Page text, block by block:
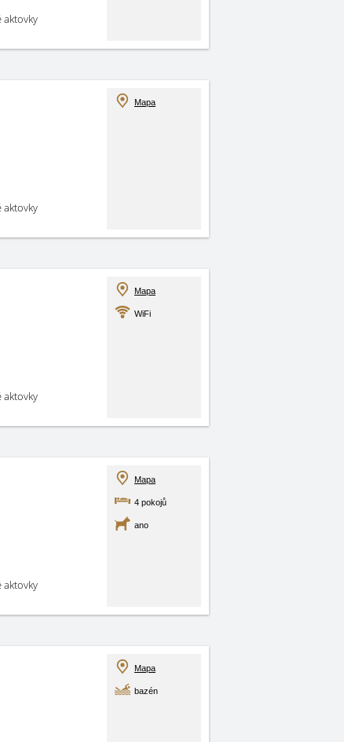
aktovky
aktovky
Mapa
aktovky
Mapa
WiFi
aktovky
Mapa
4 pokojů
ano
Mapa
bazén